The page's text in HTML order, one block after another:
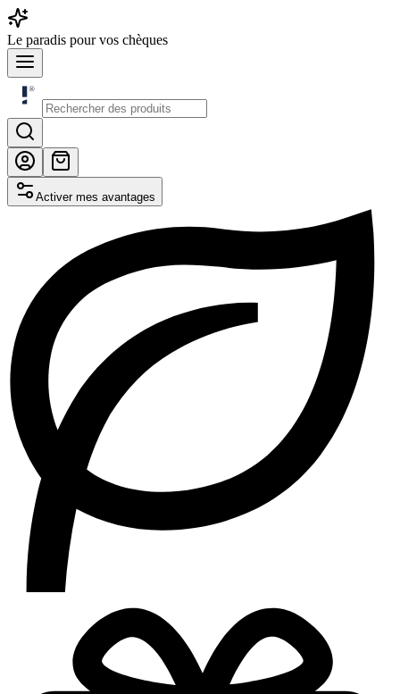
Le paradis pour vos chèques
Activer mes avantages